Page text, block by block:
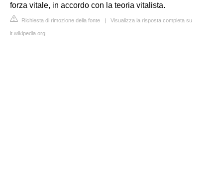
forza vitale, in accordo con la teoria vitalista.
Richiesta di rimozione della fonte | Visualizza la risposta completa su
it.wikipedia.org